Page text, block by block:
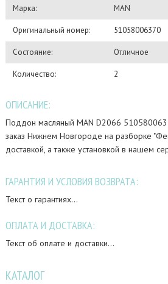
Марка: MAN
Оригинальный номер: 51058006370
Состояние: Отличное
Количество: 2
ОПИСАНИЕ:
Поддон масляный MAN D2066
заказ Нижнем Новгороде на разборке
доставкой, а также установкой в нашем
ГАРАНТИЯ И УСЛОВИЯ ВОЗВРАТА:
Текст о гарантиях...
ОПЛАТА И ДОСТАВКА:
Текст об оплате и доставки...
КАТАЛОГ